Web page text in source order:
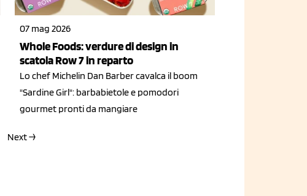
07 mag 2026
Whole Foods: verdure di design in
scatola Row 7 in reparto
Lo chef Michelin Dan Barber cavalca il boom
"Sardine Girl": barbabietole e pomodori
gourmet pronti da mangiare
Next →